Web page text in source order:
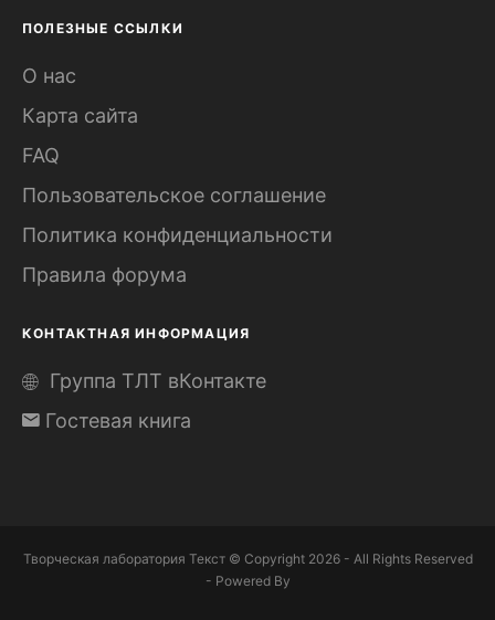
ПОЛЕЗНЫЕ ССЫЛКИ
О нас
Карта сайта
FAQ
Пользовательское соглашение
Политика конфиденциальности
Правила форума
КОНТАКТНАЯ ИНФОРМАЦИЯ
Группа ТЛТ вКонтакте
Гостевая книга
Творческая лаборатория Текст © Copyright 2026 - All Rights Reserved
- Powered By